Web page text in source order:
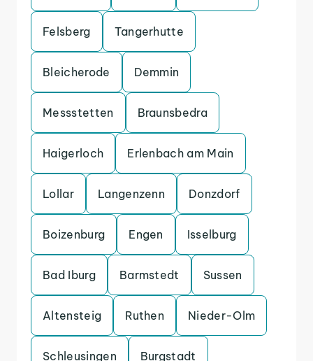
Felsberg Tangerhutte
Bleicherode Demmin
Messstetten Braunsbedra
Haigerloch Erlenbach am Main
Lollar Langenzenn Donzdorf
Boizenburg Engen Isselburg
Bad Iburg Barmstedt Sussen
Altensteig Ruthen Nieder-Olm
Schleusingen Burgstadt